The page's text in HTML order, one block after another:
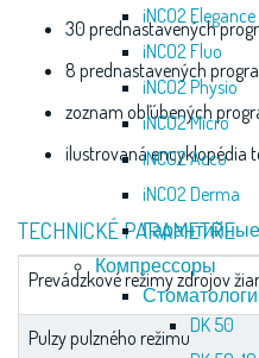
iNCO2 Elegance
iNCO2 Fluo
iNCO2 Physio
iNCO2 Micro
iNCO2 Accu
iNCO2 Derma
Компрессоры
DK 50
30 prednastavených
8 prednastavených
zoznam obľúbených
ilustrovaná encyklopédia
TECHNICKÉ PARAMETRE
Prevádzkové režimy zdrojov
Pulzy pulzného režimu